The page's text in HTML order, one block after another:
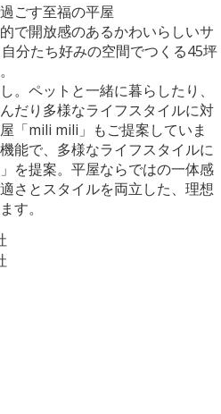
ごす至福の平屋
で開放感のあるかわいらしいサ
分たち好みの空間でつくる45坪
。ペットと一緒に暮らしたり、
だり多様なライフスタイルに対
「mili mili」もご提案していま
能で、多様なライフスタイルに
を提案。平屋ならではの一体感
さとスタイルを両立した、理想
す。